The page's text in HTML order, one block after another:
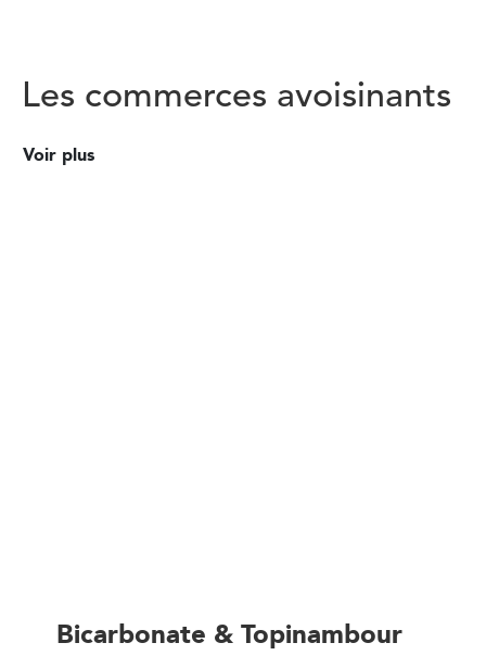
Les commerces avoisinants
Voir plus
Bicarbonate & Topinambour